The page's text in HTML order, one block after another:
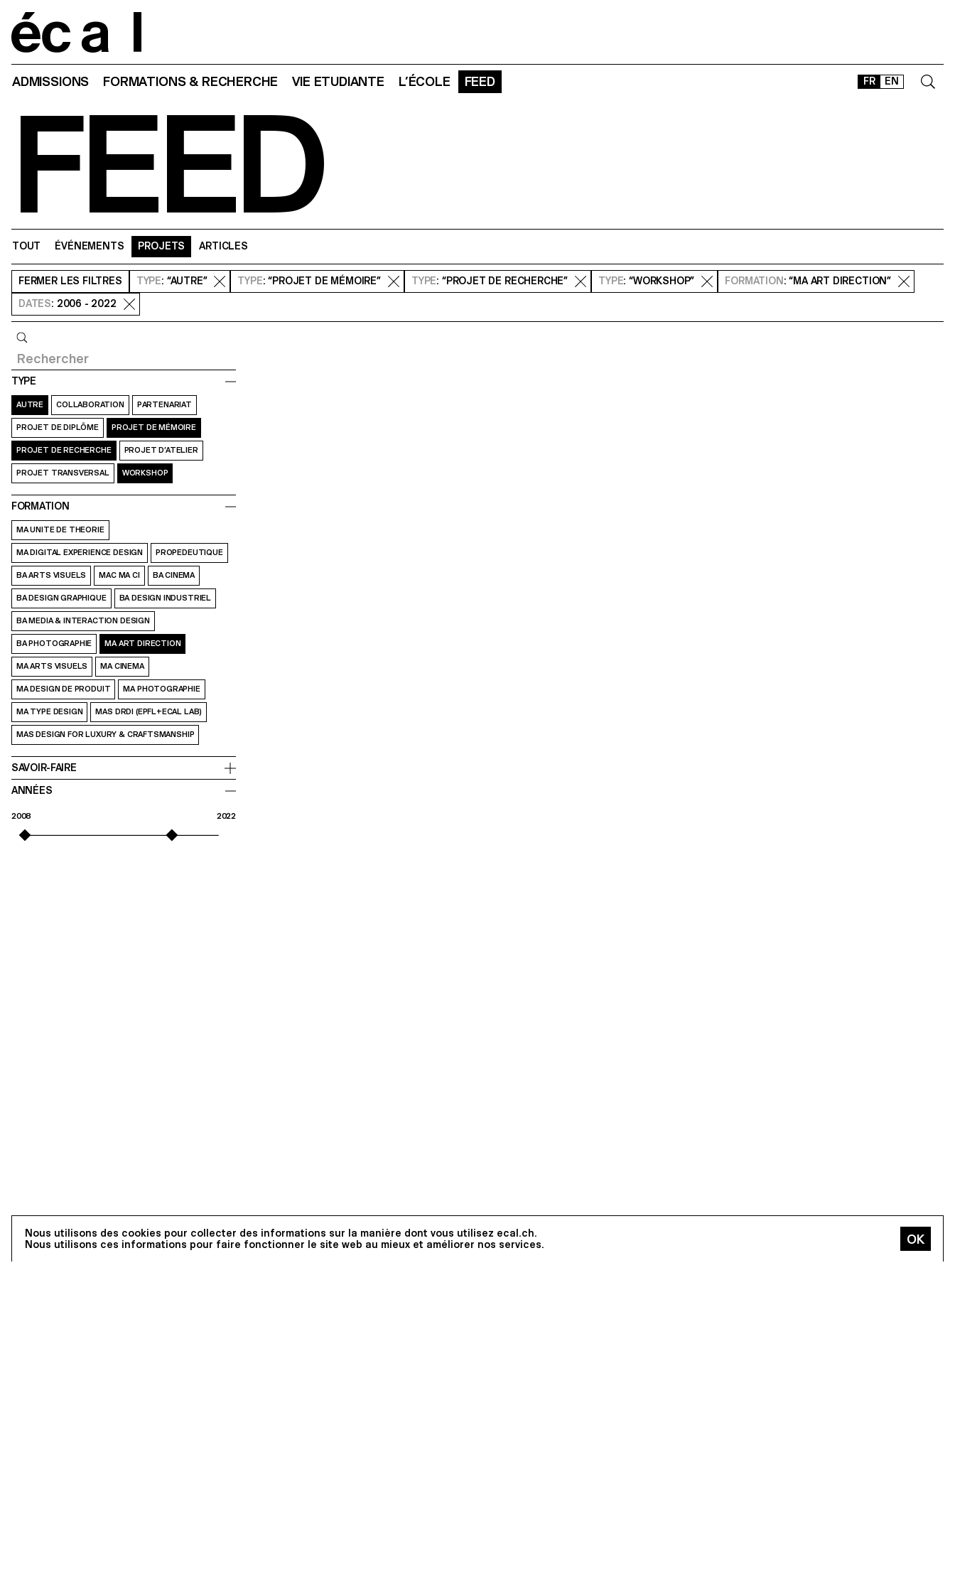
FR EN
ADMISSIONS FORMATIONS & RECHERCHE VIE ETUDIANTE L’ÉCOLE FEED
FEED
TOUT ÉVÉNEMENTS PROJETS ARTICLES
FERMER LES FILTRES TYPE: “AUTRE” TYPE: “PROJET DE MÉMOIRE” TYPE: “PROJET DE RECHERCHE” TYPE: “WORKSHOP” FORMATION : “MA ART DIRECTION”
DATES: 2006 - 2022
TYPE
AUTRE COLLABORATION PARTENARIAT
PROJET DE DIPLÔME PROJET DE MÉMOIRE
PROJET DE RECHERCHE PROJET D’ATELIER
PROJET TRANSVERSAL WORKSHOP
FORMATION
MA UNITE DE THEORIE
MA DIGITAL EXPERIENCE DESIGN PROPEDEUTIQUE
BA ARTS VISUELS MAC MA CI BA CINEMA
BA DESIGN GRAPHIQUE BA DESIGN INDUSTRIEL
BA MEDIA & INTERACTION DESIGN
BA PHOTOGRAPHIE MA ART DIRECTION
MA ARTS VISUELS MA CINEMA
MA DESIGN DE PRODUIT MA PHOTOGRAPHIE
MA TYPE DESIGN MAS DRDI (EPFL+ECAL LAB)
MAS DESIGN FOR LUXURY & CRAFTSMANSHIP
SAVOIR-FAIRE
ANNÉES
2008 2022
Nous utilisons des cookies pour collecter des informations sur la manière dont vous utilisez ecal.ch.
Nous utilisons ces informations pour faire fonctionner le site web au mieux et améliorer nos services.